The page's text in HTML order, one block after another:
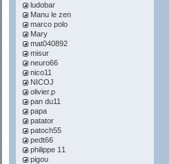
ludobar
Manu le zen
marco polo
Mary
mat040892
misur
neuro66
nico11
NICOJ
olivier.p
pan du11
papa
patator
patoch55
pedt66
philippe 11
pigou